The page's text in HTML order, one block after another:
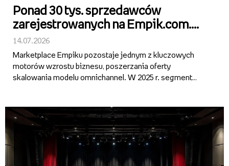
Ponad 30 tys. sprzedawców
zarejestrowanych na Empik.com.
Sprzedaż na marketplace rośnie
ponad 40 proc. r/r.
14.07.2026
Marketplace Empiku pozostaje jednym z kluczowych
motorów wzrostu biznesu, poszerzania oferty
skalowania modelu omnichannel. W 2025 r. segment
częścią działalności Gru...